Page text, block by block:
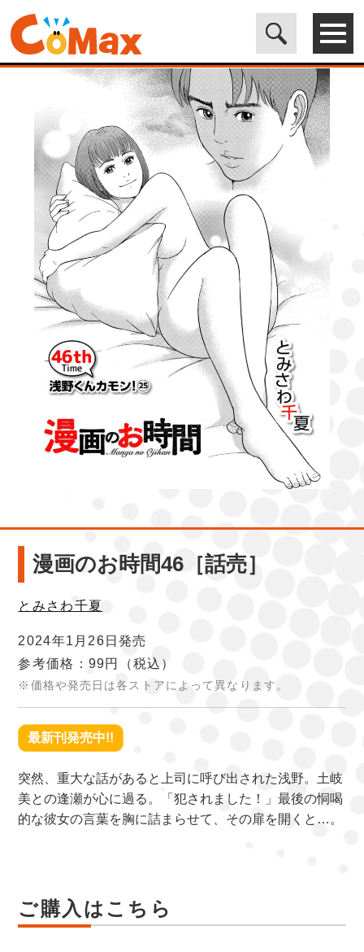
電子書籍マンガ CoMax(コマックス)公式サイト - 株式会社ICE>
ORIGINAL> 漫画のお時間46［話売］
漫画のお時間46［話売］
とみさわ千夏
2024年1月26日発売
参考価格：99円
（税込）
※価格や発売日は各ストアによって異なります。
最新刊発売中!!
突然、重大な話があると上司に呼び出された浅野。土岐
美との逢瀬が心に過る。「犯されました！」最後の恫喝
的な彼女の言葉を胸に詰まらせて、その扉を開くと…。
ご購入はこちら